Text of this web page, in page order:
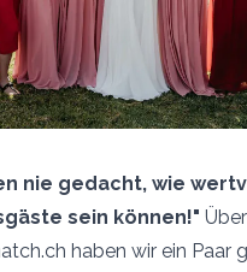
nie gedacht, wie
sein können!" Über
haben wir ein Paar